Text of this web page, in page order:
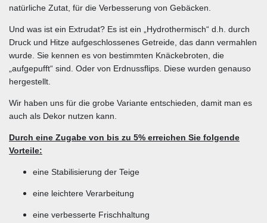
natürliche Zutat, für die Verbesserung von Gebäcken.
Und was ist ein Extrudat? Es ist ein „Hydrothermisch“ d.h. durch
Druck und Hitze aufgeschlossenes Getreide, das dann vermahlen
wurde. Sie kennen es von bestimmten Knäckebroten, die
„aufgepufft“ sind. Oder von Erdnussflips. Diese wurden genauso
hergestellt.
Wir haben uns für die grobe Variante entschieden, damit man es
auch als Dekor nutzen kann.
Durch eine Zugabe von bis zu 5% erreichen Sie folgende
Vorteile:
eine Stabilisierung der Teige
eine leichtere Verarbeitung
eine verbesserte Frischhaltung